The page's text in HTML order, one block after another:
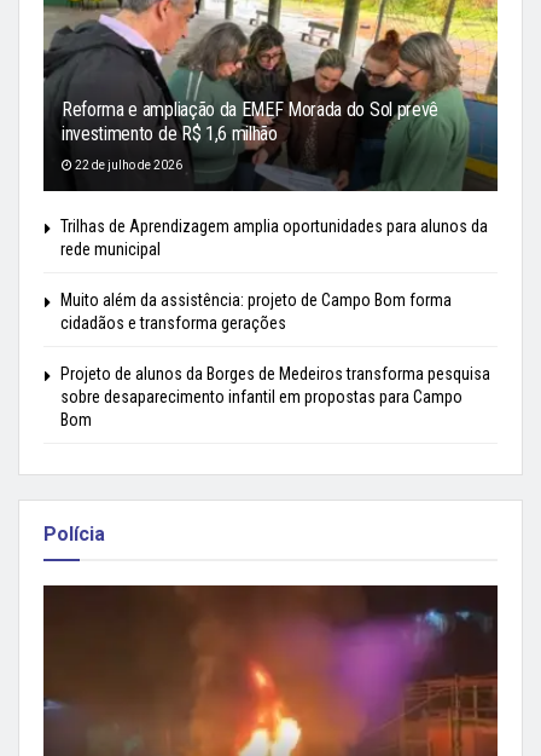
Reforma e ampliação da EMEF Morada do Sol prevê
investimento de R$ 1,6 milhão
22 de julho de 2026
Trilhas de Aprendizagem amplia oportunidades para alunos da
rede municipal
Muito além da assistência: projeto de Campo Bom forma
cidadãos e transforma gerações
Projeto de alunos da Borges de Medeiros transforma pesquisa
sobre desaparecimento infantil em propostas para Campo
Bom
Polícia